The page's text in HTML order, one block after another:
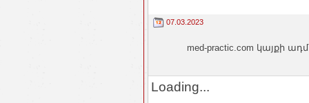
07.03.2023
med-practic.com կայքի
Loading...